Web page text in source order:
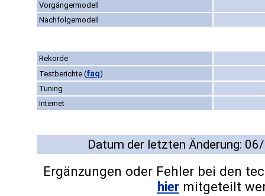
Vorgängermodell
Nachfolgemodell
Rekorde
Testberichte (faq)
Tuning
Internet
Datum der letzten Änderung:
Ergänzungen oder Fehler bei den
hiermitgeteilt